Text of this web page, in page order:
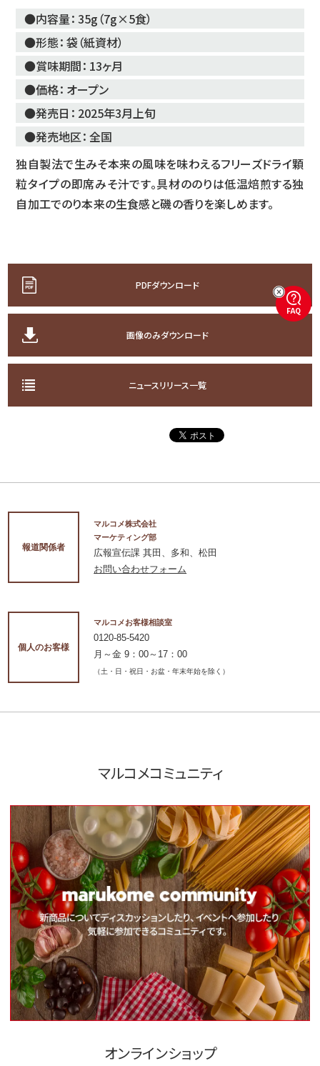
●内容量： 35g（7g×5食）
●形態： 袋（紙資材）
●賞味期間： 13ヶ月
●価格： オープン
●発売日： 2025年3月上旬
●発売地区： 全国
独自製法で生みそ本来の風味を味わえるフリーズドライ顆
粒タイプの即席みそ汁です。具材ののりは低温焙煎する独
自加工でのり本来の生食感と磯の香りを楽しめます。
PDFダウンロード
画像のみダウンロード
ニュースリリース一覧
報道関係者
マルコメ株式会社
マーケティング部
広報宣伝課 其田、多和、松田
お問い合わせフォーム
個人のお客様
マルコメお客様相談室
0120-85-5420
月～金 9：00～17：00
（土・日・祝日・お盆・年末年始を除く）
マルコメコミュニティ
オンラインショップ
FAQ